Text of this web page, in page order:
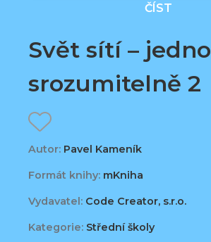
ČÍST
Svět sítí –
srozumitelně 2
Autor: Pavel Kameník
Formát knihy: mKniha
Vydavatel: Code Creator, s.r.o.
Kategorie: Střední školy